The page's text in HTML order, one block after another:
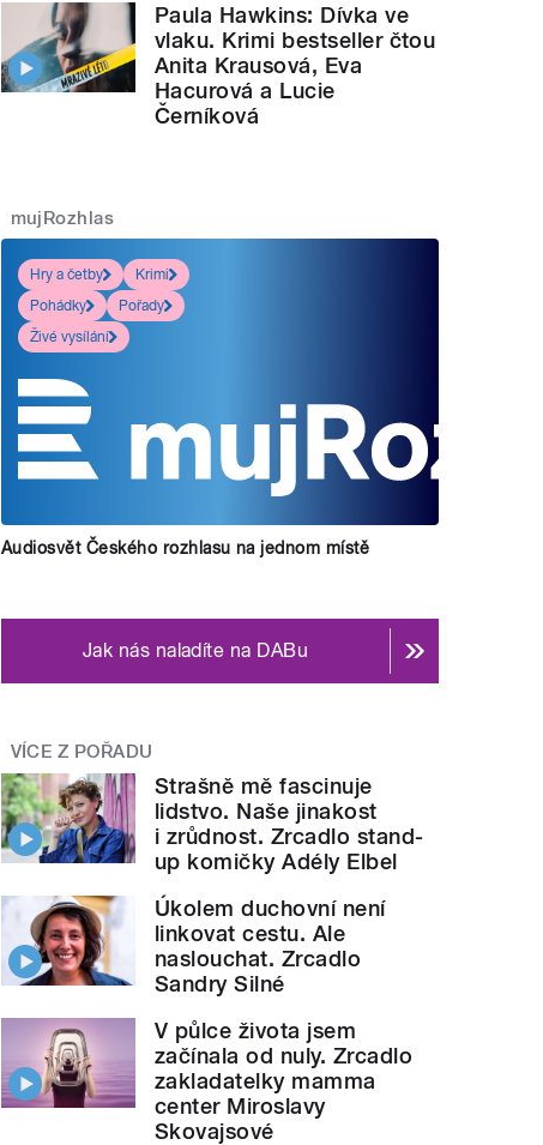
Paula Hawkins: Dívka ve
vlaku. Krimi bestseller čtou
Anita Krausová, Eva
Hacurová a Lucie
Černíková
mujRozhlas
Hry a četby
Krimi
Pohádky
Pořady
Živé vysílání
Audiosvět Českého rozhlasu na jednom místě
Jak nás naladíte na DABu
VÍCE Z POŘADU
Strašně mě fascinuje
lidstvo. Naše jinakost
i zrůdnost. Zrcadlo stand-
up komičky Adély Elbel
Úkolem duchovní není
linkovat cestu. Ale
naslouchat. Zrcadlo
Sandry Silné
V půlce života jsem
začínala od nuly. Zrcadlo
zakladatelky mamma
center Miroslavy
Skovajsové